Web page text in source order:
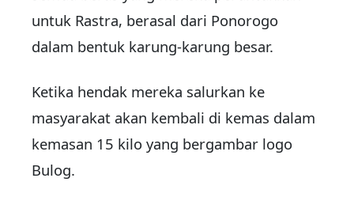
untuk Rastra, berasal dari Ponorogo
dalam bentuk karung-karung besar.
Ketika hendak mereka salurkan ke
masyarakat akan kembali di kemas dalam
kemasan 15 kilo yang bergambar logo
Bulog.